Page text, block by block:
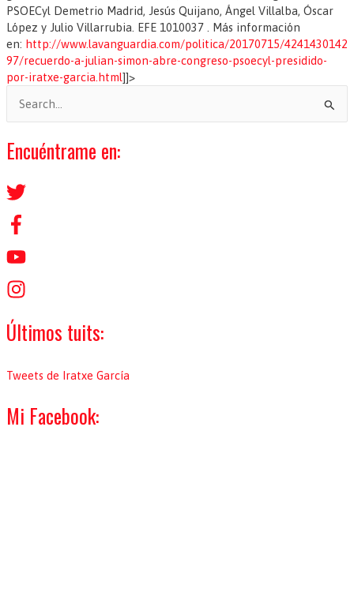
PSOECyl Demetrio Madrid, Jesús Quijano, Ángel Villalba, Óscar
López y Julio Villarrubia. EFE 1010037 . Más información
en: http://www.lavanguardia.com/politica/20170715/4241430142
97/recuerdo-a-julian-simon-abre-congreso-psoecyl-presidido-
por-iratxe-garcia.html]]>
s
a
o
r
Encuéntrame en:
Últimos tuits:
Tweets de Iratxe García
Mi Facebook: